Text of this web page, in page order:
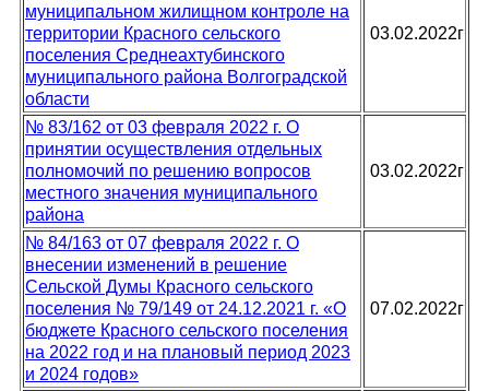
муниципальном жилищном контроле на
территории Красного сельского
поселения Среднеахтубинского
муниципального района Волгоградской
области
03.02.2022г
№ 83/162 от 03 февраля 2022 г. О
принятии осуществления отдельных
полномочий по решению вопросов
местного значения муниципального
района
03.02.2022г
№ 84/163 от 07 февраля 2022 г. О
внесении изменений в решение
Сельской Думы Красного сельского
поселения № 79/149 от 24.12.2021 г. «О
бюджете Красного сельского поселения
на 2022 год и на плановый период 2023
и 2024 годов»
07.02.2022г